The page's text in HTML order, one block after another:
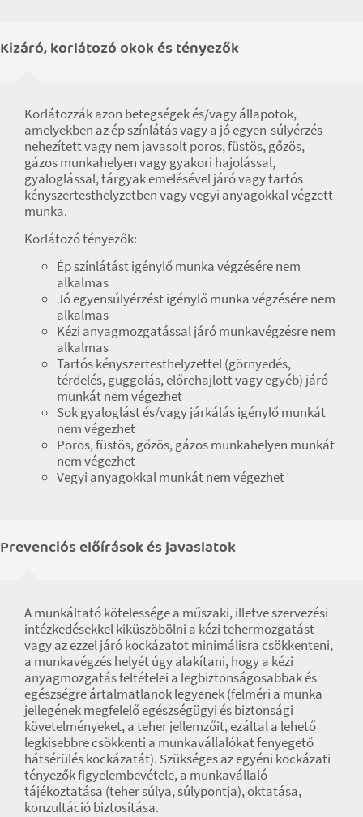
Kizáró, korlátozó okok és tényezők
Korlátozzák azon betegségek és/vagy állapotok,
amelyekben az ép színlátás vagy a jó egyen-súlyérzés
nehezített vagy nem javasolt poros, füstös, gőzös,
gázos munkahelyen vagy gyakori hajolással,
gyaloglással, tárgyak emelésével járó vagy tartós
kényszertesthelyzetben vagy vegyi anyagokkal végzett
munka.
Korlátozó tényezők:
Ép színlátást igénylő munka végzésére nem
alkalmas
Jó egyensúlyérzést igénylő munka végzésére nem
alkalmas
Kézi anyagmozgatással járó munkavégzésre nem
alkalmas
Tartós kényszertesthelyzettel (görnyedés,
térdelés, guggolás, előrehajlott vagy egyéb) járó
munkát nem végezhet
Sok gyaloglást és/vagy járkálás igénylő munkát
nem végezhet
Poros, füstös, gőzös, gázos munkahelyen munkát
nem végezhet
Vegyi anyagokkal munkát nem végezhet
Prevenciós előírások és javaslatok
A munkáltató kötelessége a műszaki, illetve szervezési
intézkedésekkel kiküszöbölni a kézi tehermozgatást
vagy az ezzel járó kockázatot minimálisra csökkenteni,
a munkavégzés helyét úgy alakítani, hogy a kézi
anyagmozgatás feltételei a legbiztonságosabbak és
egészségre ártalmatlanok legyenek (felméri a munka
jellegének megfelelő egészségügyi és biztonsági
követelményeket, a teher jellemzőit, ezáltal a lehető
legkisebbre csökkenti a munkavállalókat fenyegető
hátsérülés kockázatát). Szükséges az egyéni kockázati
tényezők figyelembevétele, a munkavállaló
tájékoztatása (teher súlya, súlypontja), oktatása,
konzultáció biztosítása.